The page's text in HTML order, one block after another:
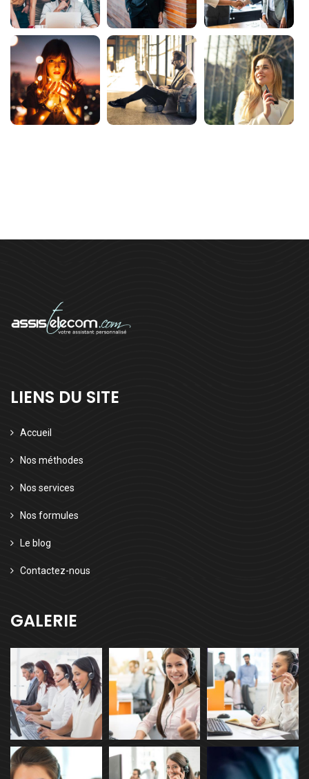
LIENS DU SITE
Accueil
Nos méthodes
Nos services
Nos formules
Le blog
Contactez-nous
GALERIE